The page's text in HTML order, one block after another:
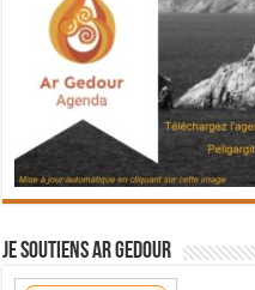
Je soutiens Ar Gedour